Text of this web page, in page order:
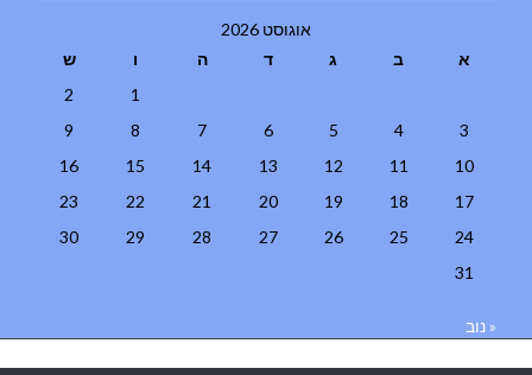
אוגוסט 2026
א
ב ג ד ה ו
ש
1
2
3
4
5
6
7
8
9
10
11
12
13
14
15
16
17
18
19
20
21
22
23
24
25
26
27
28
29
30
31
« נוב